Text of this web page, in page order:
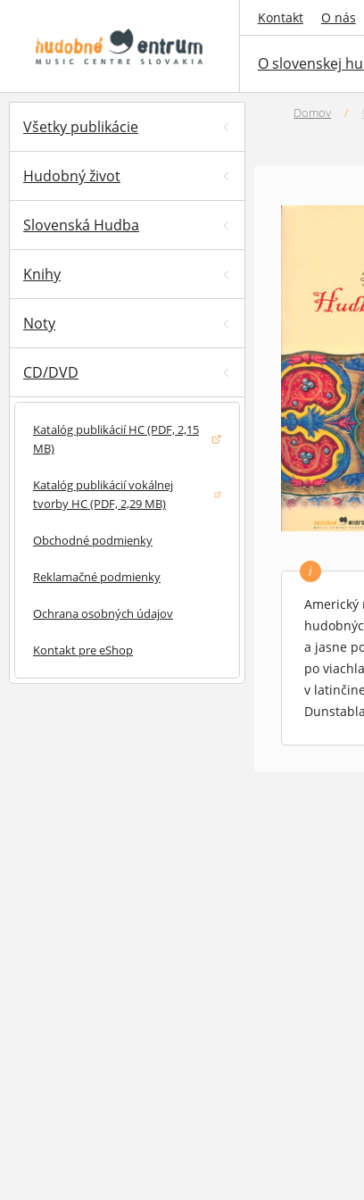
Kontakt O nás
O slovenskej
Všetky publikácie
Hudobný život
Slovenská Hudba
Knihy
Noty
CD/DVD
Katalóg publikácií HC (PDF, 2,15
MB)
(otvorí sa v novom okne)
Katalóg publikácií vokálnej
tvorby HC (PDF, 2,29 MB)
(otvorí sa v novom okne)
Obchodné podmienky
Reklamačné podmienky
Ochrana osobných údajov
Kontakt pre eShop
Domov /
i
Americký
a jasne
po
v